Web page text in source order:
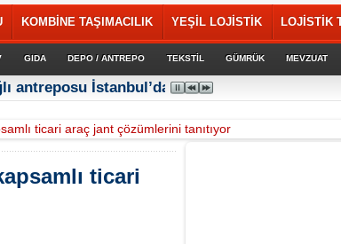
KOMBİNE TAŞIMACILIK YEŞİL LOJİSTİK LOJİSTİK
GIDA DEPO / ANTREPO TEKSTİL GÜMRÜK MEVZUAT
antreposu İstanbul’da hizmet veriyor
ticari araç jant çözümlerini tanıtıyor
ticari